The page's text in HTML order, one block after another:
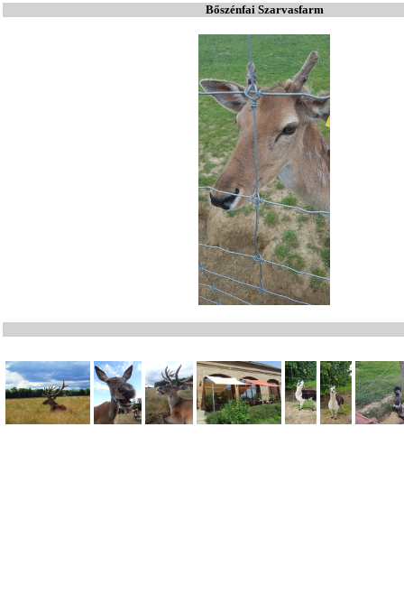
Bőszénfai Szarvasfarm